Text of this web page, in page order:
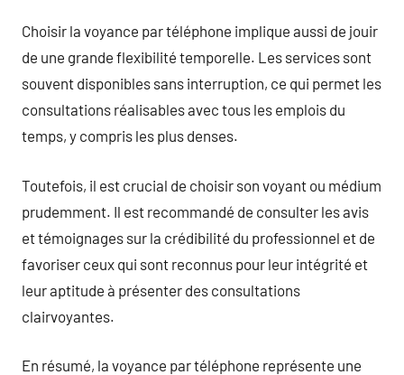
Choisir la voyance par téléphone implique aussi de jouir
de une grande flexibilité temporelle. Les services sont
souvent disponibles sans interruption, ce qui permet les
consultations réalisables avec tous les emplois du
temps, y compris les plus denses.
Toutefois, il est crucial de choisir son voyant ou médium
prudemment. Il est recommandé de consulter les avis
et témoignages sur la crédibilité du professionnel et de
favoriser ceux qui sont reconnus pour leur intégrité et
leur aptitude à présenter des consultations
clairvoyantes.
En résumé, la voyance par téléphone représente une